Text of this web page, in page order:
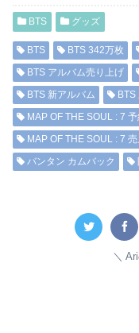
BTS グッズ
BTS BTS 342万枚
BTS アルバム売り上げ
BTS 新アルバム
BTS
MAP OF THE SOUL : 7
MAP OF THE SOUL : 7
バンタン カムバック